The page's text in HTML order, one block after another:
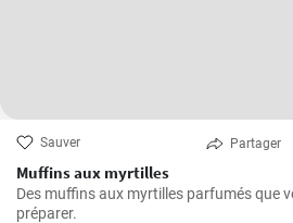
Sauver Partager
Muffins aux myrtilles
Des muffins aux myrtilles parfumés que
préparer.